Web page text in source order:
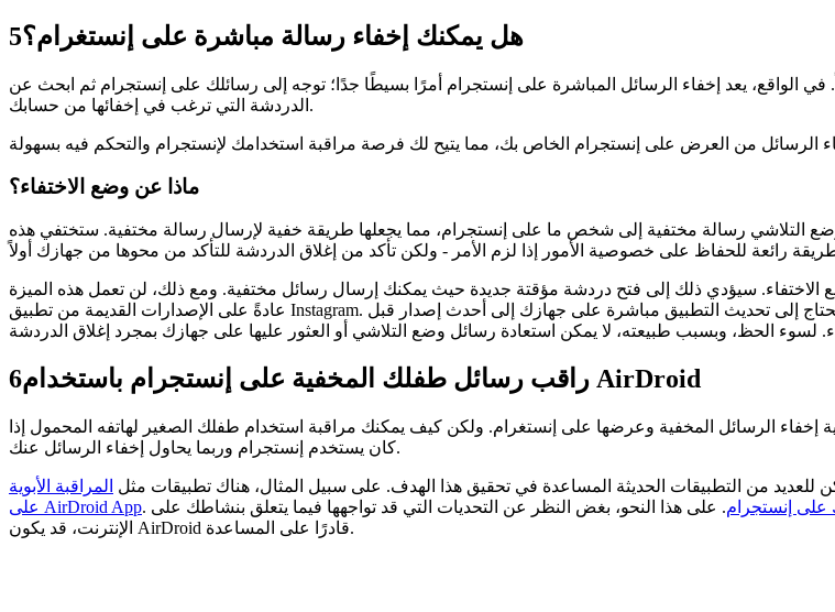
5هل يمكنك إخفاء رسالة مباشرة على إنستغرام؟
الواقع، يعد إخفاء الرسائل المباشرة على إنستجرام أمرًا بسيطًا جدًا؛ توجه إلى رسائلك على إنستجرام ثم ابحث عن
الدردشة التي ترغب في إخفائها من حسابك.
ماذا عن وضع الاختفاء؟
التلاشي رسالة مختفية إلى شخص ما على إنستجرام، مما يجعلها طريقة خفية لإرسال رسالة مختفية. ستختفي هذه
سيؤدي ذلك إلى فتح دردشة مؤقتة جديدة حيث يمكنك إرسال رسائل مختفية. ومع ذلك، لن تعمل هذه الميزة
عادةً على الإصدارات القديمة من تطبيق Instagram. على هذا النحو، إذا كان لديك تحديث رائع على حسابك على إنستغرام، فمن المحتمل أنك ستحتاج إلى تحديث التطبيق مباشرة على جهازك إلى أحدث إصدار قبل
6 راقب رسائل طفلك المخفية على إنستجرام باستخدام AirDroid
إخفاء الرسائل المخفية وعرضها على إنستغرام. ولكن كيف يمكنك مراقبة استخدام طفلك الصغير لهاتفه المحمول إذا
كان يستخدم إنستجرام وربما يحاول إخفاء الرسائل عنك.
من التطبيقات الحديثة المساعدة في تحقيق هذا الهدف. على سبيل المثال، هناك تطبيقات مثل المراقبة الأبوية
على AirDroid App
إنستجرام. على هذا النحو، بغض النظر عن التحديات التي قد تواجهها فيما يتعلق بنشاطك على
الإنترنت، قد يكون AirDroid قادرًا على المساعدة.